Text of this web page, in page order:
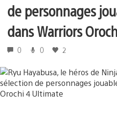
de personnages
dans Warriors
0 0 2